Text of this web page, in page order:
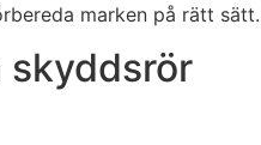
marken på rätt sätt.
skyddsrör